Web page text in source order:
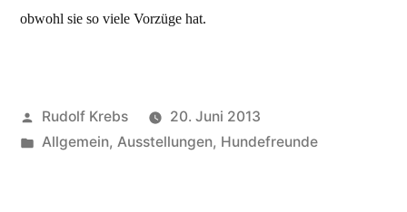
obwohl sie so viele Vorzüge hat.
Veröffentlicht
von
Rudolf Krebs
20. Juni 2013
Veröffentlicht
Allgemein, Ausstellungen, Hundefreunde